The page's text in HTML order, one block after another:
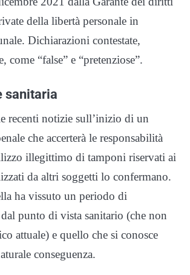
della libertà personale in
Dichiarazioni contestate,
come “false” e “pretenziose”.
sanitaria
recenti notizie sull’inizio di un
che accerterà le responsabilità
illegittimo di tamponi riservati ai
da altri soggetti lo confermano.
ha vissuto un periodo di
dal punto di vista sanitario (che non
attuale) e quello che si conosce
conseguenza.